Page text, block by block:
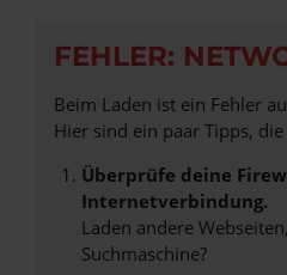
FEHLER:
Beim Laden ist ein Fehler
Hier sind ein paar Tipps,
Überprüfe deine
Internetverbindung.
Laden andere
Suchmaschine?